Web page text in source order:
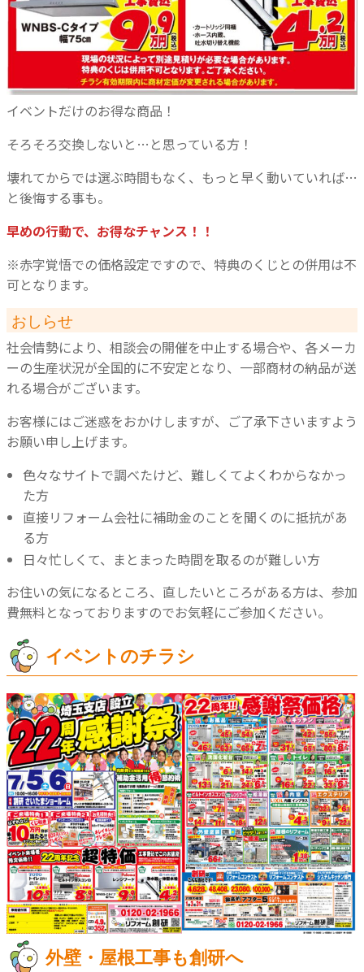
イベントだけのお得な商品！
そろそろ交換しないと…と思っている方！
壊れてからでは選ぶ時間もなく、もっと早く動いていれば…
と後悔する事も。
早めの行動で、お得なチャンス！！
※赤字覚悟での価格設定ですので、特典のくじとの併用は不
可となります。
おしらせ
社会情勢により、相談会の開催を中止する場合や、各メーカ
ーの生産状況が全国的に不安定となり、一部商材の納品が送
れる場合がございます。
お客様にはご迷惑をおかけしますが、ご了承下さいますよう
お願い申し上げます。
色々なサイトで調べたけど、難しくてよくわからなかっ
た方
直接リフォーム会社に補助金のことを聞くのに抵抗があ
る方
日々忙しくて、まとまった時間を取るのが難しい方
お住いの気になるところ、直したいところがある方は、参加
費無料となっておりますのでお気軽にご参加ください。
イベントのチラシ
外壁・屋根工事も創研へ